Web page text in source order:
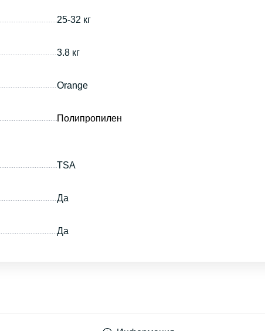
25-32 кг
3.8 кг
Orange
Полипропилен
TSA
Да
Да